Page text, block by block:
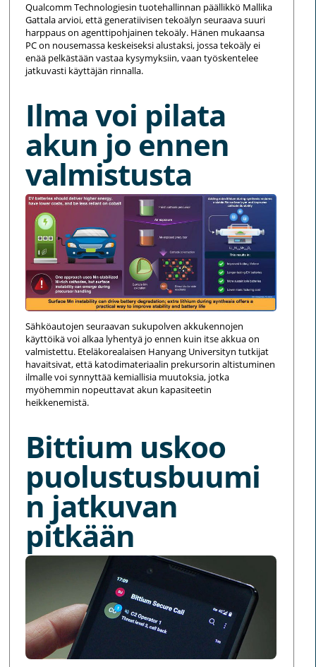
Qualcomm Technologiesin tuotehallinnan päällikkö Mallika
Gattala arvioi, että generatiivisen tekoälyn seuraava suuri
harppaus on agenttipohjainen tekoäly. Hänen mukaansa
PC on nousemassa keskeiseksi alustaksi, jossa tekoäly ei
enää pelkästään vastaa kysymyksiin, vaan työskentelee
jatkuvasti käyttäjän rinnalla.
Ilma voi pilata
akun jo ennen
valmistusta
Sähköautojen seuraavan sukupolven akkukennojen
käyttöikä voi alkaa lyhentyä jo ennen kuin itse akkua on
valmistettu. Eteläkorealaisen Hanyang Universityn tutkijat
havaitsivat, että katodimateriaalin prekursorin altistuminen
ilmalle voi synnyttää kemiallisia muutoksia, jotka
myöhemmin nopeuttavat akun kapasiteetin
heikkenemistä.
Bittium uskoo
puolustusbuumi
n jatkuvan
pitkään